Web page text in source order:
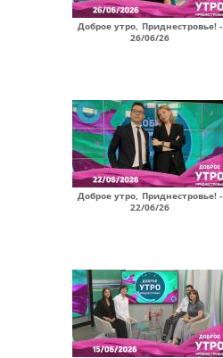
Доброе утро, Приднестровье! -
26/06/26
Доброе утро, Приднестровье! -
22/06/26